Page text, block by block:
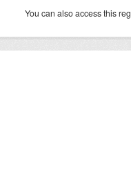
You can also access this